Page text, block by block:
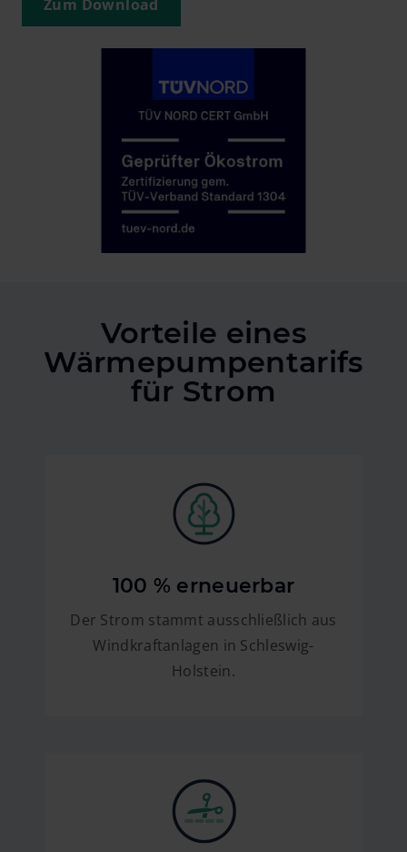
Zum Download
Vorteile eines
Wärmepumpentarifs
für Strom
100 % erneuerbar
Der Strom stammt ausschließlich aus
Windkraftanlagen in Schleswig-
Holstein.